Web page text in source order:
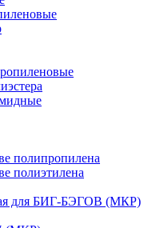
полипропилена
полиэтилена
для БИГ-БЭГОВ (МКР)